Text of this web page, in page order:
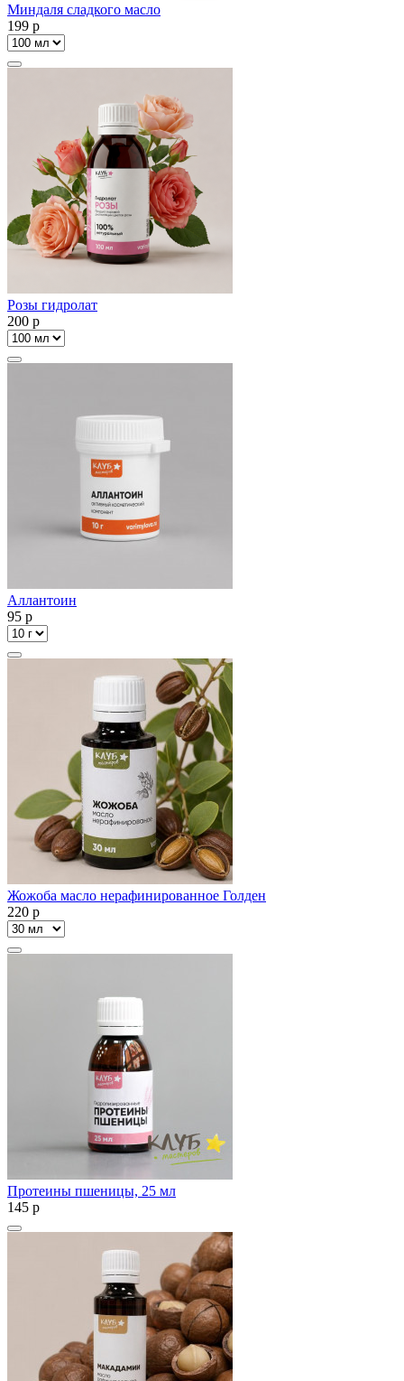
Миндаля сладкого масло
199 p
Розы гидролат
200 p
Аллантоин
95 p
Жожоба масло нерафинированное Голден
220 p
Протеины пшеницы, 25 мл
145 p